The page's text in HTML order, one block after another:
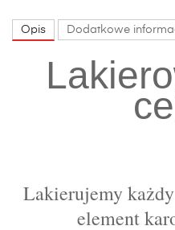
Opis Dodatkowe
Lakierujemy
element